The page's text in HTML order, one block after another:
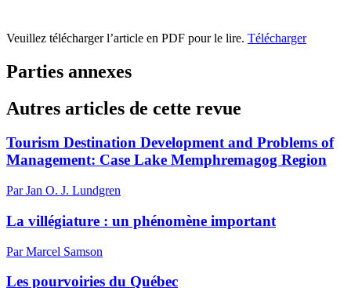
Veuillez télécharger l’article en PDF pour le lire. Télécharger
Parties annexes
Autres articles de cette revue
Tourism Destination Development and Problems of
Management: Case Lake Memphremagog Region
Par Jan O. J. Lundgren
La villégiature : un phénomène important
Par Marcel Samson
Les pourvoiries du Québec